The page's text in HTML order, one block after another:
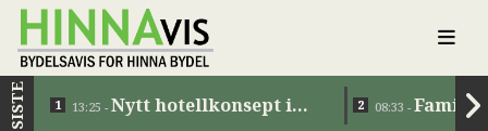
SISTE 13:25 - Nytt hotellkonsept i
08:33 -